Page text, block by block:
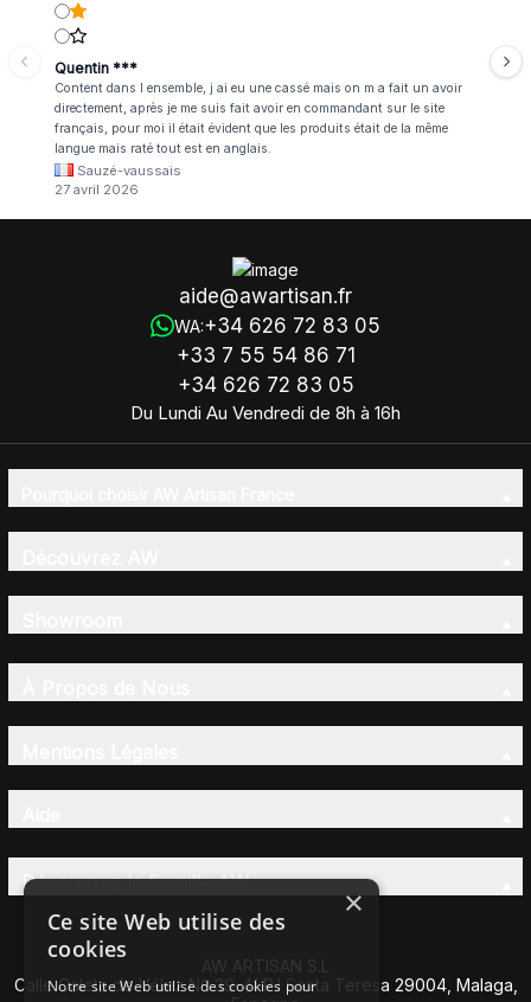
Quentin ***
Content dans l ensemble, j ai eu une cassé mais on m a fait un avoir
directement, après je me suis fait avoir en commandant sur le site
français, pour moi il était évident que les produits était de la même
langue mais raté tout est en anglais.
Sauzé-vaussais
27 avril 2026
aide@awartisan.fr
WA:+34 626 72 83 05
+33 7 55 54 86 71
+34 626 72 83 05
Du Lundi Au Vendredi de 8h à 16h
Découvrez la Famille AW
AW ARTISAN S.L
Calle Caleta de Vélez Nº 39-41 P.I Santa Teresa 29004, Malaga,
×
Ce site Web utilise des
cookies
Notre site Web utilise des cookies pour